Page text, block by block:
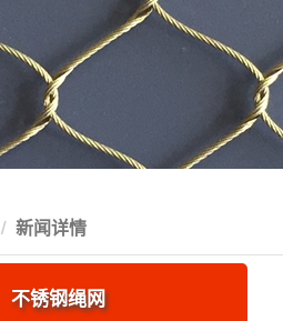
新闻详情
不锈钢绳网